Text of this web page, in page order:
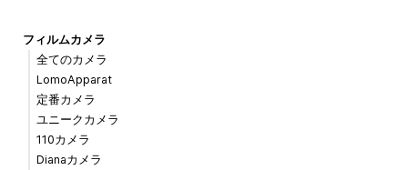
フィルムカメラ
全てのカメラ
LomoApparat
定番カメラ
ユニークカメラ
110カメラ
Dianaカメラ